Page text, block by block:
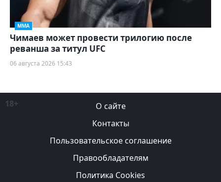
ММА
Чимаев может провести трилогию после
реванша за титул UFC
06 августа 2026 15:43
18+
О сайте
Контакты
Пользовательское соглашение
Правообладателям
Политика Cookies